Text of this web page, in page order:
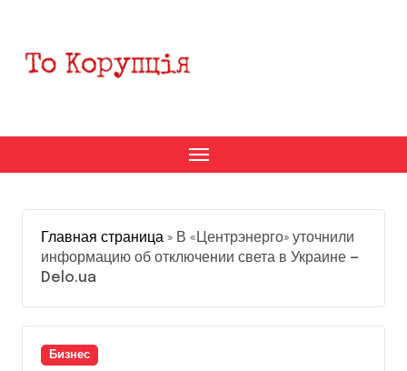
содержанию
Главная страница » В «Центрэнерго» уточнили
информацию об отключении света в Украине —
Delo.ua
Бизнес